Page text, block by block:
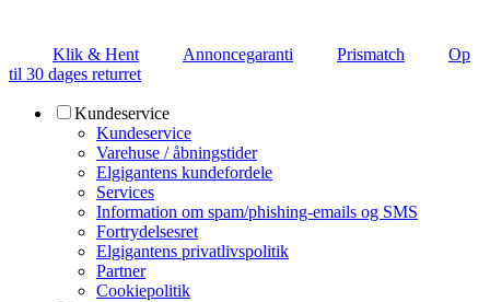
Klik & Hent Annoncegaranti Prismatch
Op
til 30 dages returret
Kundeservice
Kundeservice
Varehuse / åbningstider
Elgigantens kundefordele
Services
Information om spam/phishing-emails og SMS
Fortrydelsesret
Elgigantens privatlivspolitik
Partner
Cookiepolitik